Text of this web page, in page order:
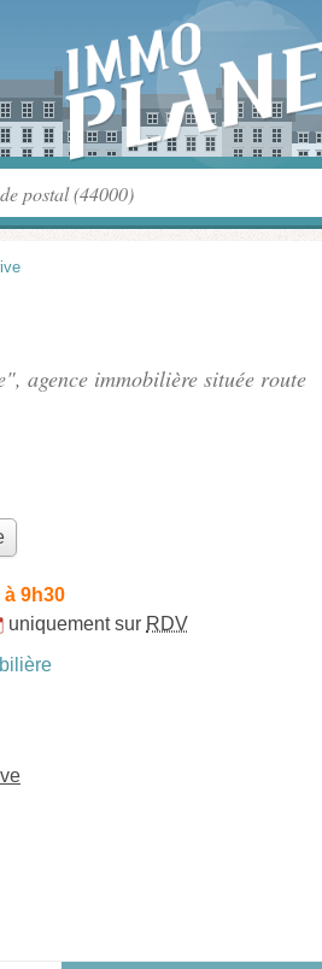
agence immobilière située route
à 9h30
uniquement sur RDV